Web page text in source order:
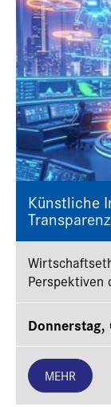
Künstliche
Perspektiven
MEHR